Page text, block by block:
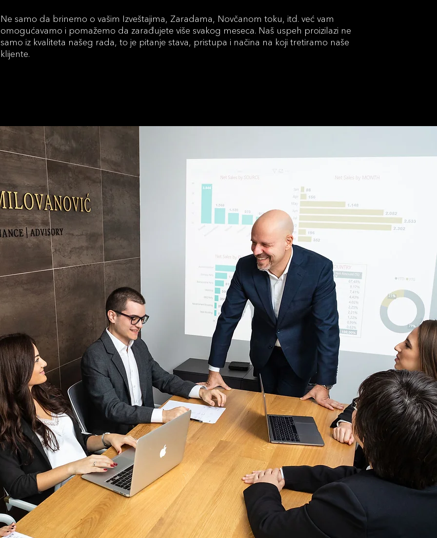
Ne samo da brinemo o vašim Izveštajima, Zaradama, Novčanom toku, itd. već vam
omogućavamo i pomažemo da zarađujete više svakog meseca. Naš uspeh proizilazi ne
samo iz kvaliteta našeg rada, to je pitanje stava, pristupa i načina na koji tretiramo naše
klijente.